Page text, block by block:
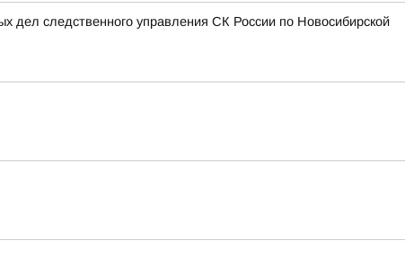
дел следственного управления СК России по Новосибирской